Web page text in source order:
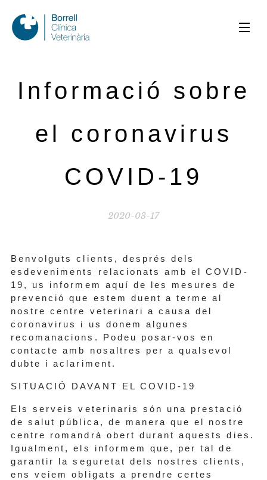
Informació sobre
el coronavirus
COVID-19
2020-03-17
Benvolguts clients, després dels
esdeveniments relacionats amb el COVID-
19, us informem aquí de les mesures de
prevenció que estem duent a terme al
nostre centre veterinari a causa del
coronavirus i us donem algunes
recomanacions. Podeu posar-vos en
contacte amb nosaltres per a qualsevol
dubte i aclariment.
SITUACIÓ DAVANT EL COVID-19
Els serveis veterinaris són una prestació
de salut pública, de manera que el nostre
centre romandrà obert durant aquests dies.
Igualment, els informem que, per tal de
garantir la seguretat dels nostres clients,
ens veiem obligats a prendre certes